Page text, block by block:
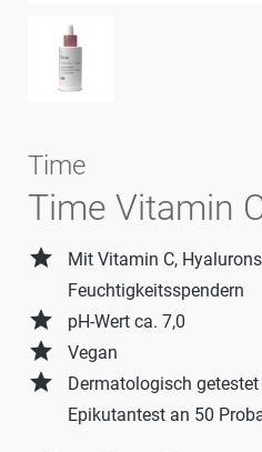
Time
Time Vitamin
grade
Mit Vitamin C,
Feuchtigkeitsspendern
grade pH-Wert ca. 7,0
grade Vegan
grade
Dermatologisch
Epikutantest an 50